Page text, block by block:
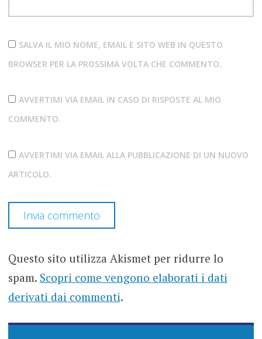
SALVA IL MIO NOME, EMAIL E SITO WEB IN QUESTO
BROWSER PER LA PROSSIMA VOLTA CHE COMMENTO.
AVVERTIMI VIA EMAIL IN CASO DI RISPOSTE AL MIO
COMMENTO.
AVVERTIMI VIA EMAIL ALLA PUBBLICAZIONE DI UN NUOVO
ARTICOLO.
Questo sito utilizza Akismet per ridurre lo
spam. Scopri come vengono elaborati i dati
derivati dai commenti.